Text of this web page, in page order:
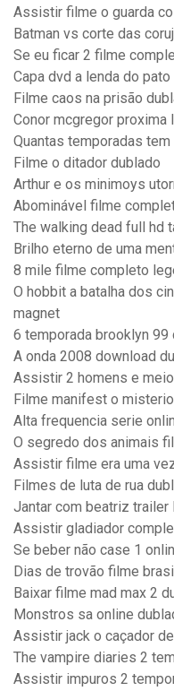
Assistir filme o guarda
Batman vs corte das
Se eu ficar 2 filme
Capa dvd a lenda do pato
Filme caos na prisão
Conor mcgregor proxima
Quantas temporadas
Filme o ditador dublado
Arthur e os minimoys
Abominável filme
The walking dead full hd
Brilho eterno de uma
8 mile filme completo
O hobbit a batalha dos
magnet
6 temporada brooklyn 99
A onda 2008 download
Assistir 2 homens e
Filme manifest o
Alta frequencia serie
O segredo dos animais
Assistir filme era uma
Filmes de luta de rua
Jantar com beatriz trailer
Assistir gladiador
Se beber não case 1
Dias de trovão filme
Baixar filme mad max 2
Monstros sa online
Assistir jack o caçador
The vampire diaries 2
Assistir impuros 2